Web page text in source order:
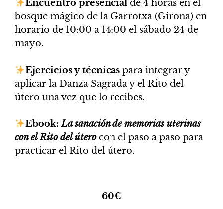
Encuentro presencialde 4 horas en el
bosque mágico de la Garrotxa (Girona) en
horario de 10:00 a 14:00 el sábado 24 de
mayo.
​Ejercicios y técnicaspara integrar y
aplicar la Danza Sagrada y el Rito del
útero una vez que lo recibes.
​Ebook:La sanación de memorias uterinas
con el Rito del útero con el paso a paso para
practicar el Rito del útero.
60€